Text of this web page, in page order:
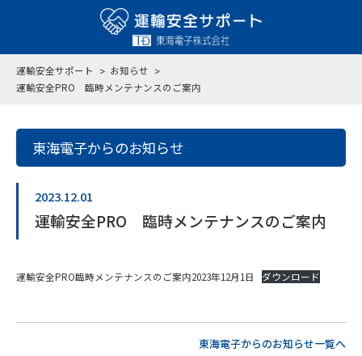
運輸安全サポート
お知らせ
運輸安全PRO 臨時メンテナンスのご案内
東海電子からのお知らせ
2023.12.01
運輸安全PRO 臨時メンテナンスのご案内
運輸安全PRO臨時メンテナンスのご案内2023年12月1日 ダウンロード
東海電子からのお知らせ一覧へ